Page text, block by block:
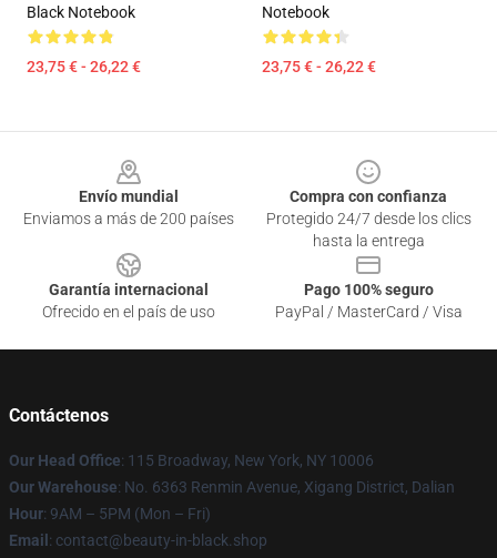
Black Notebook
23,75 € - 26,22 €
Notebook
23,75 € - 26,22 €
Envío mundial
Enviamos a más de 200 países
Compra con confianza
Protegido 24/7 desde los clics
hasta la entrega
Garantía internacional
Ofrecido en el país de uso
Pago 100% seguro
PayPal / MasterCard / Visa
Contáctenos
Our Head Office: 115 Broadway, New York, NY 10006
Our Warehouse: No. 6363 Renmin Avenue, Xigang District, Dalian
Hour: 9AM – 5PM (Mon – Fri)
Email : contact@beauty-in-black.shop